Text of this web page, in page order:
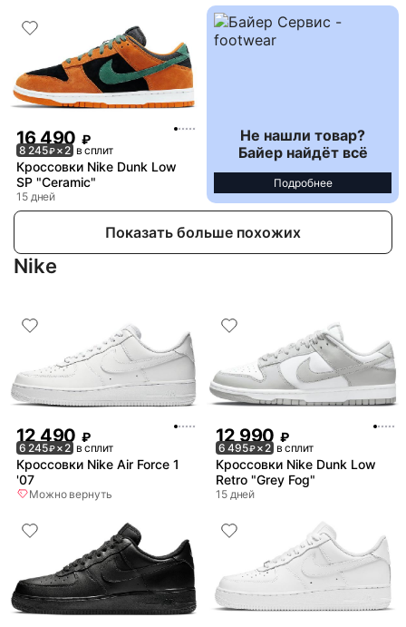
16 490 ₽
8 245₽× 2 в сплит
Кроссовки Nike Dunk Low
SP "Ceramic"
15 дней
Не нашли товар?
Байер найдёт всё
Подробнее
Показать больше похожих
Nike
12 490 ₽
6 245₽× 2 в сплит
Кроссовки Nike Air Force 1
'07
Можно вернуть
12 990 ₽
6 495₽× 2 в сплит
Кроссовки Nike Dunk Low
Retro "Grey Fog"
15 дней